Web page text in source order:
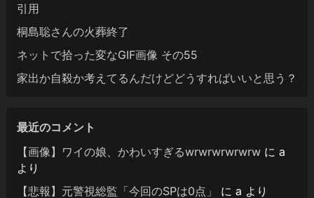
引用
桐島聡さんの火葬終了
ネットで拾った変なGIF画像 その55
家出か自殺か考えてるんだけどどうすればいいと思う？
最近のコメント
【画像】ワイの娘、かわいすぎるwrwrwrwrwrwに a
より
【悲報】元警視総監「今回のSPは0点」
に a より